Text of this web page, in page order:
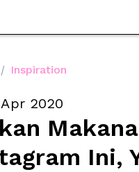
/ Inspiration
2020
Ini,